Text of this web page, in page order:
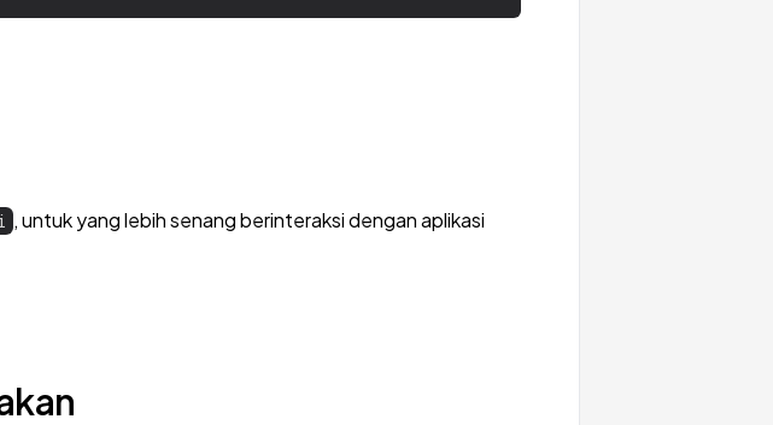
, untuk yang lebih senang berinteraksi dengan aplikasi